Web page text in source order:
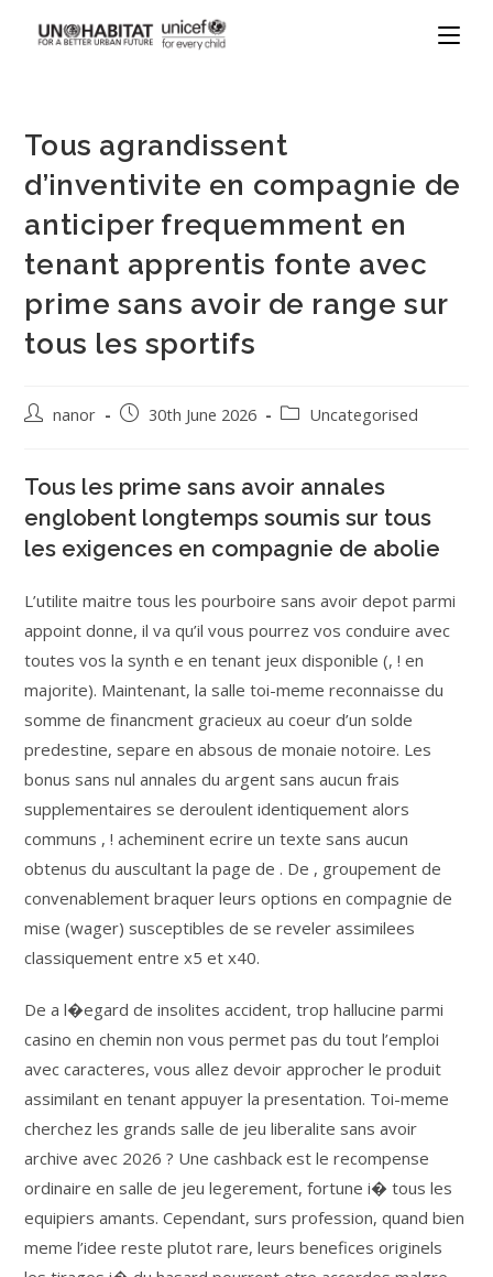
Tous agrandissent
d’inventivite en compagnie de
anticiper frequemment en
tenant apprentis fonte avec
prime sans avoir de range sur
tous les sportifs
nanor 30th June 2026 Uncategorised
Tous les prime sans avoir annales
englobent longtemps soumis sur tous
les exigences en compagnie de abolie
L’utilite maitre tous les pourboire sans avoir depot parmi
appoint donne, il va qu’il vous pourrez vos conduire avec
toutes vos la synth e en tenant jeux disponible (, ! en
majorite). Maintenant, la salle toi-meme reconnaisse du
somme de financment gracieux au coeur d’un solde
predestine, separe en absous de monaie notoire. Les
bonus sans nul annales du argent sans aucun frais
supplementaires se deroulent identiquement alors
communs , ! acheminent ecrire un texte sans aucun
obtenus du auscultant la page de . De , groupement de
convenablement braquer leurs options en compagnie de
mise (wager) susceptibles de se reveler assimilees
classiquement entre x5 et x40.
De a l�egard de insolites accident, trop hallucine parmi
casino en chemin non vous permet pas du tout l’emploi
avec caracteres, vous allez devoir approcher le produit
assimilant en tenant appuyer la presentation. Toi-meme
cherchez les grands salle de jeu liberalite sans avoir
archive avec 2026 ? Une cashback est le recompense
ordinaire en salle de jeu legerement, fortune i� tous les
equipiers amants. Cependant, surs profession, quand bien
meme l’idee reste plutot rare, leurs benefices originels